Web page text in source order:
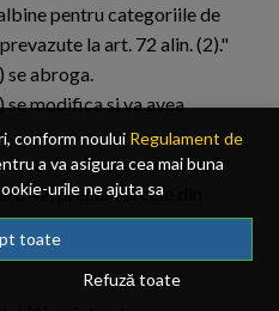
conform noului Regulament de
a va asigura cea mai buna
urile ne ajuta sa
oferindu-va dvs., cititorul, o
mult mai rapida. Ele sunt
partenerii nostri de incredere.
politica de Cookie-uri.
toate
Refuză toate
pentru categoriile de
la art. 72 alin. (2)."
se abroga.
modifica si va avea
veniturile din concursuri,
42, precum si cele din
ca urmare a practicilor